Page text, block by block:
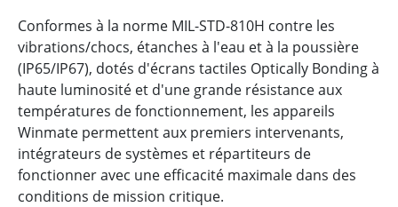
Conformes à la norme MIL-STD-810H contre les
vibrations/chocs, étanches à l'eau et à la poussière
(IP65/IP67), dotés d'écrans tactiles Optically Bonding à
haute luminosité et d'une grande résistance aux
températures de fonctionnement, les appareils
Winmate permettent aux premiers intervenants,
intégrateurs de systèmes et répartiteurs de
fonctionner avec une efficacité maximale dans des
conditions de mission critique.